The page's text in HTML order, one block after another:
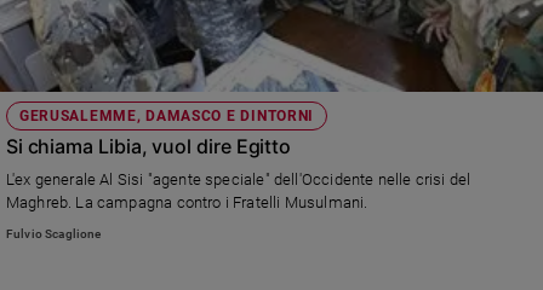
GERUSALEMME, DAMASCO E DINTORNI
Si chiama Libia, vuol dire Egitto
L'ex generale Al Sisi "agente speciale" dell'Occidente nelle crisi del
Maghreb. La campagna contro i Fratelli Musulmani.
Fulvio Scaglione